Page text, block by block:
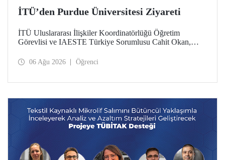
İTÜ’den Purdue Üniversitesi Ziyareti
İTÜ Uluslararası İlişkiler Koordinatörlüğü Öğretim
Görevlisi ve IAESTE Türkiye Sorumlusu Cahit Okan,
Temmuz tarihlerinde ABD’de dünyanın önde gelen
06 Ağu 2026 Öğrenci